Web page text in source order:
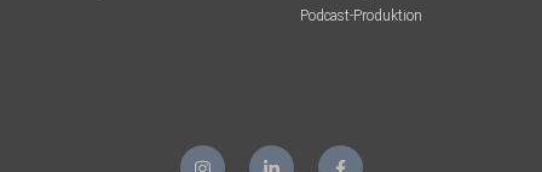
Podcast-Produktion